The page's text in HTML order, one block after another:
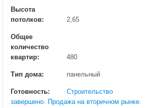
Высота
потолков:
2,65
Общее
количество
квартир:
480
Тип дома: панельный
Готовность:
Строительство
завершено. Продажа на вторичном рынке.